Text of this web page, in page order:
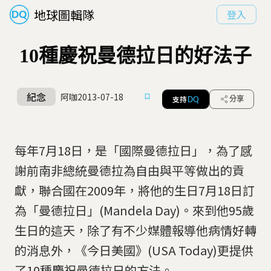
地球圖輯隊 登入
10種慶祝曼德拉日的好法子
紀念 阿咖2013-07-18 支持 DQ 分享
每年7月18日，是「國際曼德拉日」，為了感
謝前南非總統曼德拉為自由與平等做出的貢
獻，聯合國在2009年，將他的生日7月18日訂
為「曼德拉日」(Mandela Day)。來到他95歲
生日的這天，除了有不少媒體報導他病情好轉
的消息外，《今日美國》(USA Today)更提供